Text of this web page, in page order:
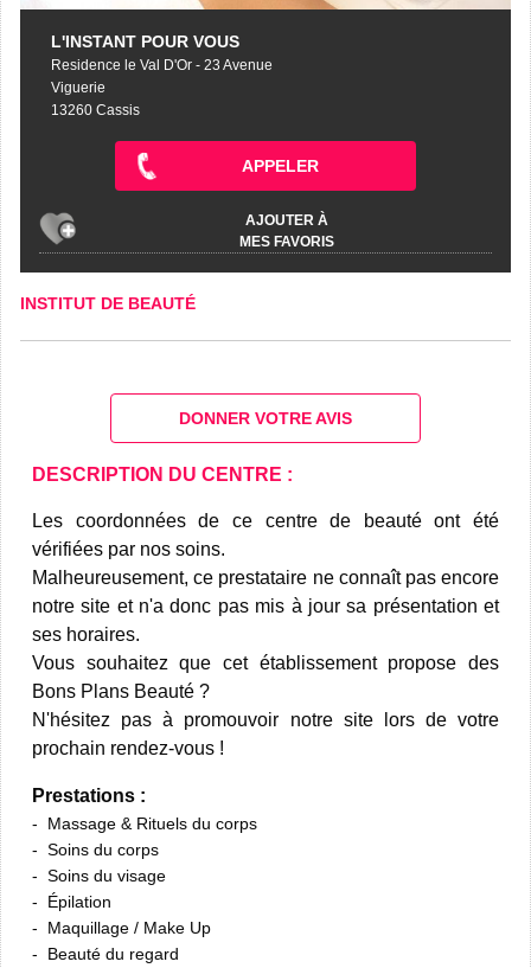
L'INSTANT POUR VOUS
Residence le Val D'Or - 23 Avenue
Viguerie
13260 Cassis
APPELER
AJOUTER À
MES FAVORIS
INSTITUT DE BEAUTÉ
DONNER VOTRE AVIS
DESCRIPTION DU CENTRE :
Les coordonnées de ce centre de beauté ont été
vérifiées par nos soins.
Malheureusement, ce prestataire ne connaît pas encore
notre site et n'a donc pas mis à jour sa présentation et
ses horaires.
Vous souhaitez que cet établissement propose des
Bons Plans Beauté ?
N'hésitez pas à promouvoir notre site lors de votre
prochain rendez-vous !
Prestations :
Massage & Rituels du corps
Soins du corps
Soins du visage
Épilation
Maquillage / Make Up
Beauté du regard